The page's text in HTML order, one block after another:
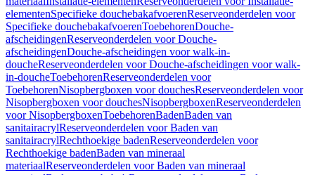
elementenSpecifieke douchebakafvoerenReserveonderdelen voor
Specifieke douchebakafvoerenToebehorenDouche-
afscheidingenReserveonderdelen voor Douche-
afscheidingenDouche-afscheidingen voor walk-in-
doucheReserveonderdelen voor Douche-afscheidingen voor walk-
in-doucheToebehorenReserveonderdelen voor
ToebehorenNisopbergboxen voor douchesReserveonderdelen voor
Nisopbergboxen voor douchesNisopbergboxenReserveonderdelen
voor NisopbergboxenToebehorenBadenBaden van
sanitairacrylReserveonderdelen voor Baden van
sanitairacrylRechthoekige badenReserveonderdelen voor
Rechthoekige badenBaden van mineraal
materiaalReserveonderdelen voor Baden van mineraal